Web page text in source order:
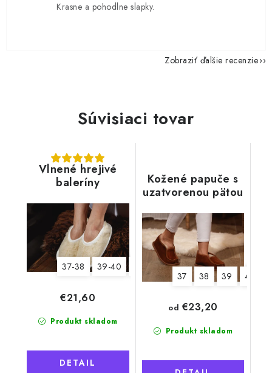
Krasne a pohodlne slapky.
Zobraziť ďalšie recenzie
Súvisiaci tovar
Vlnené hrejivé
baleríny
37-38 39-40 41-42
Produkt skladom
€21,60
DETAIL
Kožené papuče s
uzatvorenou pätou
37 38 39 40
Produkt skladom
od €23,20